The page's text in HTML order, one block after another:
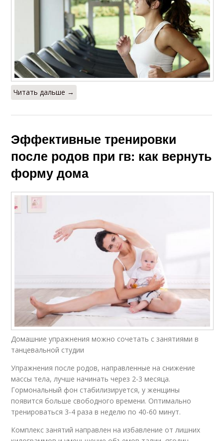
Читать дальше →
Эффективные тренировки
после родов при гв: как вернуть
форму дома
Домашние упражнения можно сочетать с занятиями в
танцевальной студии
Упражнения после родов, направленные на снижение
массы тела, лучше начинать через 2-3 месяца.
Гормональный фон стабилизируется, у женщины
появится больше свободного времени. Оптимально
тренироваться 3-4 раза в неделю по 40-60 минут.
Комплекс занятий направлен на избавление от лишних